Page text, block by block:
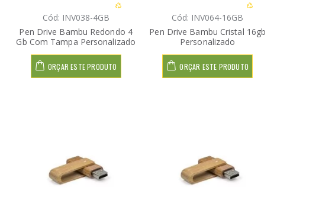
Cód: INV038-4GB
Pen Drive Bambu Redondo 4
Gb Com Tampa Personalizado
ORÇAR ESTE PRODUTO
Cód: INV064-16GB
Pen Drive Bambu Cristal 16gb
Personalizado
ORÇAR ESTE PRODUTO